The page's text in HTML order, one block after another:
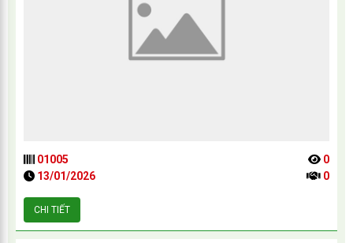
01005
0
13/01/2026
0
CHI TIẾT